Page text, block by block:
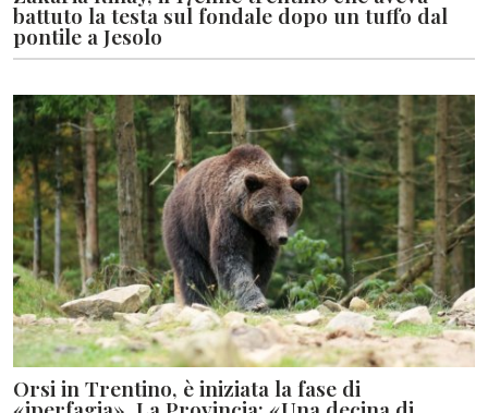
battuto la testa sul fondale dopo un tuffo dal
pontile a Jesolo
Orsi in Trentino, è iniziata la fase di